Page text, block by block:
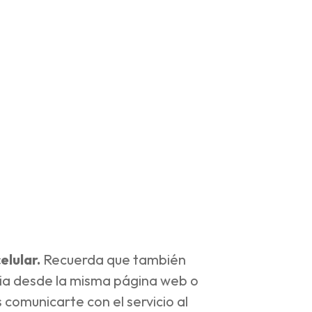
Recuerda que también
desde la misma página web o
con el servicio al